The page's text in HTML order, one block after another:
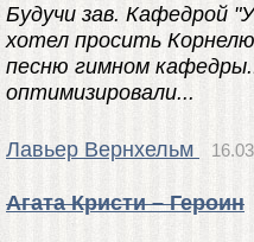
Будучи зав. Кафедрой
хотел просить
песню гимном
оптимизировали...
Лавьер Вернхельм
Агата Кристи – Героин